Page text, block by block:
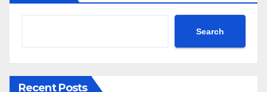
Search
Recent Posts